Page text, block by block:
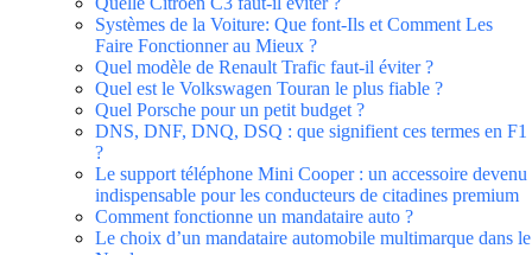
Systèmes de la Voiture: Que font-Ils et Comment Les
Faire Fonctionner au Mieux ?
Quel modèle de Renault Trafic faut-il éviter ?
Quel est le Volkswagen Touran le plus fiable ?
Quel Porsche pour un petit budget ?
DNS, DNF, DNQ, DSQ : que signifient ces termes en F1
?
Le support téléphone Mini Cooper : un accessoire devenu
indispensable pour les conducteurs de citadines premium
Comment fonctionne un mandataire auto ?
Le choix d’un mandataire automobile multimarque dans le